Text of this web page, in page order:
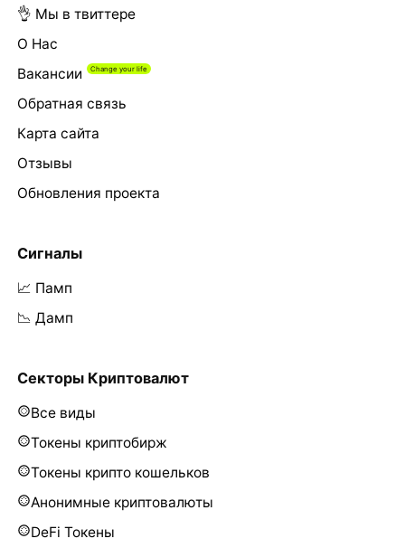
👌 Мы в твиттере
О Нас
Вакансии
Обратная связь
Карта сайта
Отзывы
Обновления проекта
Сигналы
📈 Памп
📉 Дамп
Секторы Криптовалют
Все виды
Токены криптобирж
Токены крипто кошельков
Анонимные криптовалюты
DeFi Токены